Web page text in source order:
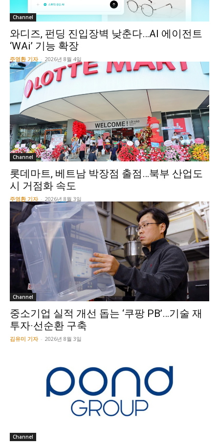
Channel
와디즈, 펀딩 진입장벽 낮춘다…AI 에이전트
‘WAi’ 기능 확장
주영환 기자 - 2026년 8월 4일
Channel
롯데마트, 베트남 박장점 출점…북부 산업도
시 거점화 속도
주영환 기자 - 2026년 8월 3일
Channel
중소기업 실적 개선 돕는 ‘쿠팡 PB’…기술 재
투자·선순환 구축
김유미 기자 - 2026년 8월 3일
Channel